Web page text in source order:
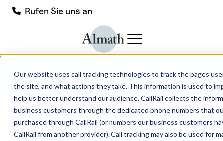
Our website uses call tracking technologies to track the pages
the site, and what actions they take. This information is used to
help us better understand our audience. CallRail collects the
business customers through the dedicated phone numbers that
purchased through CallRail (or numbers our business customers
CallRail from another provider). Call tracking may also be used for
Rufen Sie uns an
TW26 Aluminiumoxid-Tiegel mit
konischer Wand